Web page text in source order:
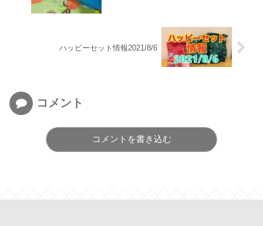
ハッピーセット情報2021/8/6
コメント
コメントを書き込む